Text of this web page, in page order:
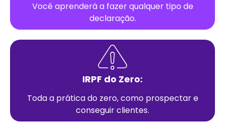
Você aprenderá a fazer qualquer tipo de
declaração.
IRPF do Zero:
Toda a prática do zero, como prospectar e
conseguir clientes.